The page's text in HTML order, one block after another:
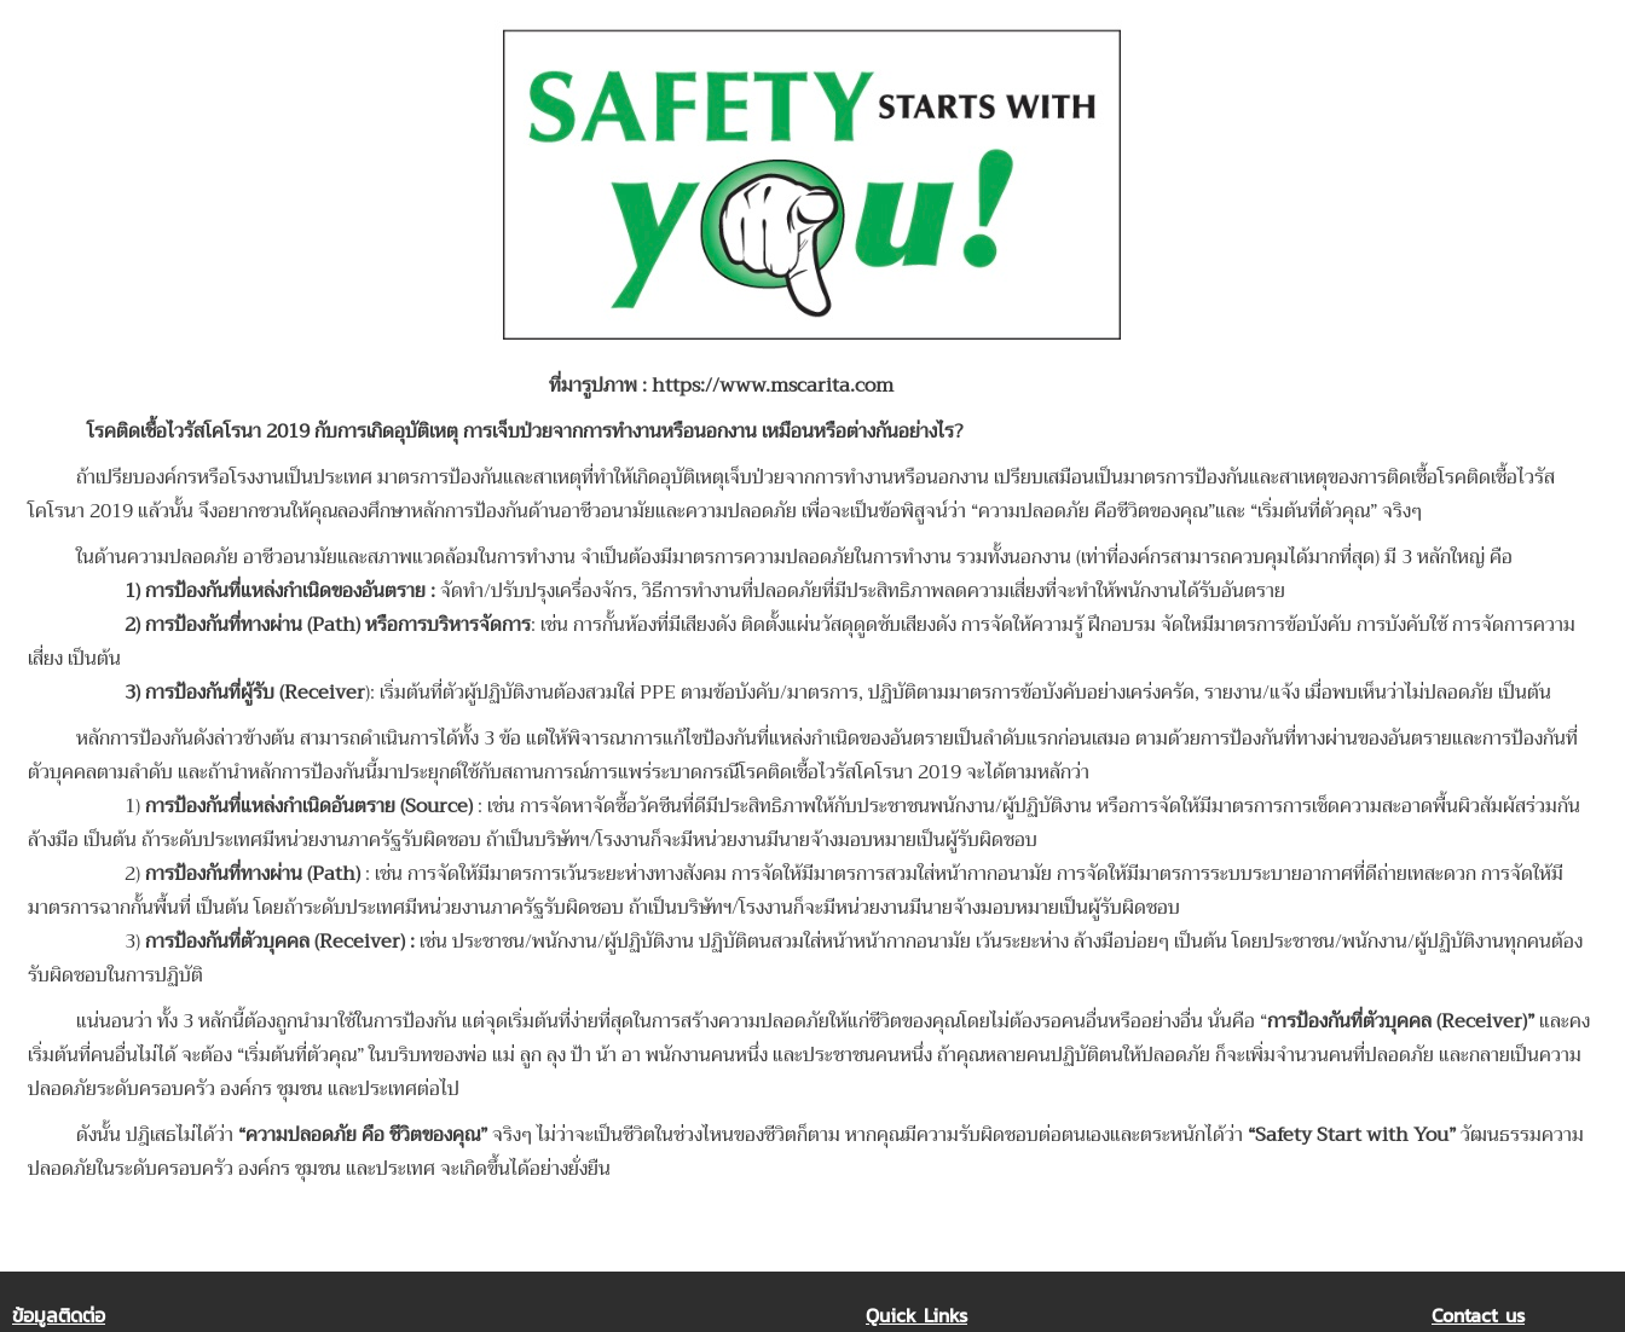
ที่มารูปภาพ : https://www.mscarita.com
โรคติดเชื้อไวรัสโคโรนา 2019 กับการเกิดอุบัติเหตุ การเจ็บป่วยจากการทำงานหรือนอกงาน เหมือนหรือต่างกันอย่างไร?
ถ้าเปรียบองค์กรหรือโรงงานเป็นประเทศ มาตรการป้องกันและสาเหตุที่ทำให้เกิดอุบัติเหตุเจ็บป่วยจากการทำงานหรือนอกงาน เปรียบเสมือนเป็นมาตรการป้องกันและสาเหตุของการติดเชื้อโรคติดเชื้อไวรัส
โคโรนา 2019 แล้วนั้น จึงอยากชวนให้คุณลองศึกษาหลักการป้องกันด้านอาชีวอนามัยและความปลอดภัย เพื่อจะเป็นข้อพิสูจน์ว่า “ความปลอดภัย คือชีวิตของคุณ”และ “เริ่มต้นที่ตัวคุณ” จริงๆ
ในด้านความปลอดภัย อาชีวอนามัยและสภาพแวดล้อมในการทำงาน จำเป็นต้องมีมาตรการความปลอดภัยในการทำงาน รวมทั้งนอกงาน (เท่าที่องค์กรสามารถควบคุมได้มากที่สุด) มี 3 หลักใหญ่ คือ
1)การป้องกันที่แหล่งกำเนิดของอันตราย :จัดทำ/ปรับปรุงเครื่องจักร, วิธีการทำงานที่ปลอดภัยที่มีประสิทธิภาพลดความเสี่ยงที่จะทำให้พนักงานได้รับอันตราย
2)การป้องกันที่ทางผ่าน (Path) หรือการบริหารจัดการ: เช่น การกั้นห้องที่มีเสียงดัง ติดตั้งแผ่นวัสดุดูดซับเสียงดัง การจัดให้ความรู้ ฝึกอบรม จัดใหมีมาตรการข้อบังคับ การบังคับใช้ การจัดการความ
เสี่ยง เป็นต้น
3)การป้องกันที่ผู้รับ (Receiver): เริ่มต้นที่ตัวผู้ปฏิบัติงานต้องสวมใส่ PPE ตามข้อบังคับ/มาตรการ, ปฏิบัติตามมาตรการข้อบังคับอย่างเคร่งครัด, รายงาน/แจ้ง เมื่อพบเห็นว่าไม่ปลอดภัย เป็นต้น
หลักการป้องกันดังล่าวข้างต้น สามารถดำเนินการได้ทั้ง 3 ข้อ แต่ให้พิจารณาการแก้ไขป้องกันที่แหล่งกำเนิดของอันตรายเป็นลำดับแรกก่อนเสมอ ตามด้วยการป้องกันที่ทางผ่านของอันตรายและการป้องกันที่
ตัวบุคคลตามลำดับ และถ้านำหลักการป้องกันนี้มาประยุกต์ใช้กับสถานการณ์การแพร่ระบาดกรณีโรคติดเชื้อไวรัสโคโรนา 2019 จะได้ตามหลักว่า
1)การป้องกันที่แหล่งกำเนิดอันตราย(Source): เช่น การจัดหาจัดซื้อวัคซีนที่ดีมีประสิทธิภาพให้กับประชาชนพนักงาน/ผู้ปฏิบัติงาน หรือการจัดให้มีมาตรการการเช็ดความสะอาดพื้นผิวสัมผัสร่วมกัน
ล้างมือ เป็นต้นถ้าระดับประเทศมีหน่วยงานภาครัฐรับผิดชอบ ถ้าเป็นบริษัทฯ/โรงงานก็จะมีหน่วยงานมีนายจ้างมอบหมายเป็นผู้รับผิดชอบ
2)การป้องกันที่ทางผ่าน (Path): เช่น การจัดให้มีมาตรการเว้นระยะห่างทางสังคม การจัดให้มีมาตรการสวมใส่หน้ากากอนามัย การจัดให้มีมาตรการระบบระบายอากาศที่ดีถ่ายเทสะดวก การจัดให้มี
มาตรการฉากกั้นพื้นที่ เป็นต้น โดยถ้าระดับประเทศมีหน่วยงานภาครัฐรับผิดชอบ ถ้าเป็นบริษัทฯ/โรงงานก็จะมีหน่วยงานมีนายจ้างมอบหมายเป็นผู้รับผิดชอบ
3)การป้องกันที่ตัวบุคคล(Receiver) :เช่น ประชาชน/พนักงาน/ผู้ปฏิบัติงาน ปฏิบัติตนสวมใส่หน้าหน้ากากอนามัย เว้นระยะห่าง ล้างมือบ่อยๆ เป็นต้น โดยประชาชน/พนักงาน/ผู้ปฏิบัติงานทุกคนต้อง
รับผิดชอบในการปฏิบัติ
แน่นอนว่า ทั้ง 3 หลักนี้ต้องถูกนำมาใช้ในการป้องกัน แต่จุดเริ่มต้นที่ง่ายที่สุดในการสร้างความปลอดภัยให้แก่ชีวิตของคุณโดยไม่ต้องรอคนอื่นหรืออย่างอื่น นั่นคือ “การป้องกันที่ตัวบุคคล (Receiver)”และคง
เริ่มต้นที่คนอื่นไม่ได้ จะต้อง “เริ่มต้นที่ตัวคุณ” ในบริบทของพ่อ แม่ ลูก ลุง ป้า น้า อา พนักงานคนหนึ่ง และประชาชนคนหนึ่ง ถ้าคุณหลายคนปฏิบัติตนให้ปลอดภัย ก็จะเพิ่มจำนวนคนที่ปลอดภัย และกลายเป็นความ
ปลอดภัยระดับครอบครัว องค์กร ชุมชน และประเทศต่อไป
ดังนั้น ปฎิเสธไม่ได้ว่า “ความปลอดภัย คือ ชีวิตของคุณ”จริงๆ ไม่ว่าจะเป็นชีวิตในช่วงไหนของชีวิตก็ตาม หากคุณมีความรับผิดชอบต่อตนเองและตระหนักได้ว่า “Safety Start with You”วัฒนธรรมความ
ปลอดภัยในระดับครอบครัว องค์กร ชุมชน และประเทศ จะเกิดขึ้นได้อย่างยั่งยืน
ข้อมูลติดต่อ Quick Links Contact us